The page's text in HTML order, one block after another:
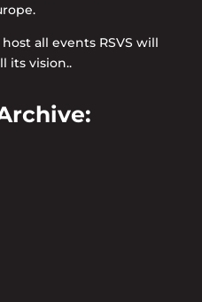
all events RSVS will
its vision..